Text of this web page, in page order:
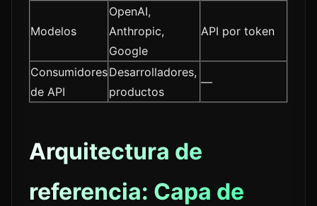
Modelos
OpenAI,
Anthropic,
Google
API por token
Consumidores
de API
Desarrolladores,
productos
—
Arquitectura de
referencia: Capa de